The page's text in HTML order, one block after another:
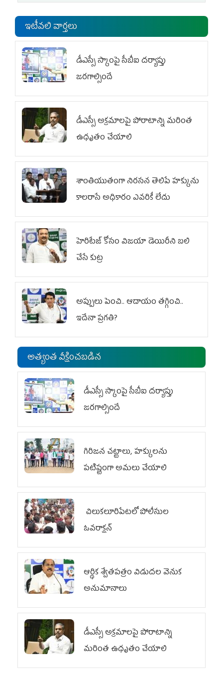
ఇటీవలి వార్తలు
డీఎస్సీ స్కాంపై సీబీఐ దర్యాప్తు
జరగాల్సిందే
డీఎస్సీ అక్రమాలపై పోరాటాన్ని మరింత
ఉధృతం చేయాలి
శాంతియుతంగా నిరసన తెలిపే హక్కును
కాలరాసే అధికారం ఎవరికీ లేదు
హెరిటేజ్ కోసం విజయా డెయిరీని బలి
చేసే కుట్ర‌
అప్పులు పెంచి.. ఆదాయం తగ్గించి..
ఇదేనా ప్రగతి?
అత్యంత వీక్షించబడిన
డీఎస్సీ స్కాంపై సీబీఐ దర్యాప్తు
జరగాల్సిందే
గిరిజన చట్టాలు, హక్కులను
పటిష్టంగా అమలు చేయాలి
చిలుక‌లూరిపేట‌లో పోలీసుల
ఓవ‌రాక్ష‌న్‌
ఆర్థిక శ్వేతపత్రం విడుదల వెనుక
అనుమానాలు
డీఎస్సీ అక్రమాలపై పోరాటాన్ని
మరింత ఉధృతం చేయాలి